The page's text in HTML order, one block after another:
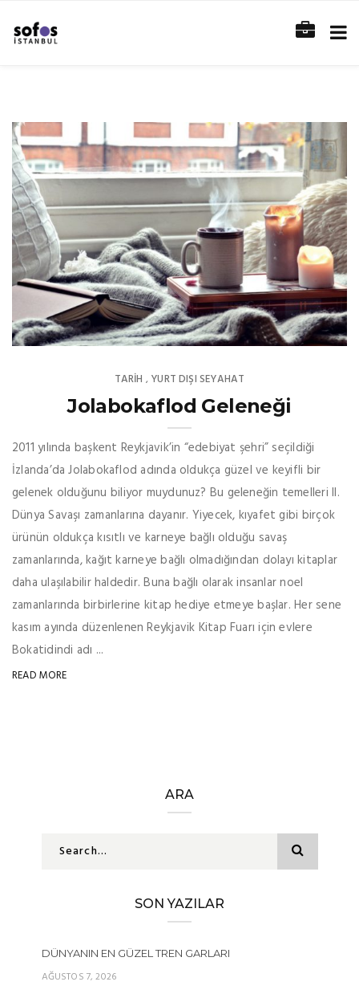
TARİH , YURT DIŞI SEYAHAT
Jolabokaflod Geleneği
2011 yılında başkent Reykjavik’in “edebiyat şehri” seçildiği
İzlanda’da Jolabokaflod adında oldukça güzel ve keyifli bir
gelenek olduğunu biliyor muydunuz? Bu geleneğin temelleri II.
Dünya Savaşı zamanlarına dayanır. Yiyecek, kıyafet gibi birçok
ürünün oldukça kısıtlı ve karneye bağlı olduğu savaş
zamanlarında, kağıt karneye bağlı olmadığından dolayı kitaplar
daha ulaşılabilir haldedir. Buna bağlı olarak insanlar noel
zamanlarında birbirlerine kitap hediye etmeye başlar. Her sene
kasım ayında düzenlenen Reykjavik Kitap Fuarı için evlere
Bokatidindi adı ...
READ MORE
ARA
SON YAZILAR
DÜNYANIN EN GÜZEL TREN GARLARI
AĞUSTOS 7, 2026